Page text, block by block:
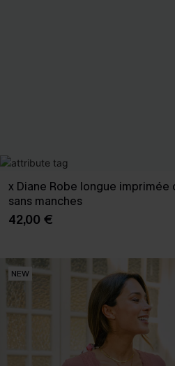
x Diane Robe longue imprimée
sans manches
42,00 €
NEW